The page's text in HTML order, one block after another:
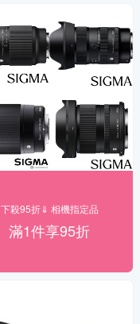
下殺95折⇓ 相機指定品
滿1件享95折